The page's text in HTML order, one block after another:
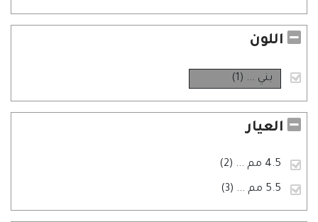
اللون
بني ... (1)
العيار
4.5 مم ... (2)
5.5 مم ... (3)